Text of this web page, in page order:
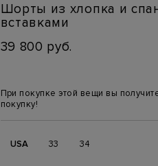
Шорты из хлопка и
вставками
39 800 руб.
При покупке этой вещи вы
покупку!
USA 33 34